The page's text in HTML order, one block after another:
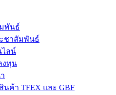
พันธ์
ชาสัมพันธ์
ไลน์
งทุน
ค้า TFEX และ GBF